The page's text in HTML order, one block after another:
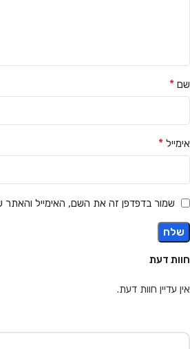
חוות דעת
אין עדיין חוות דעת.
שם *
אימייל *
שמור בדפדפן זה את השם, האימייל